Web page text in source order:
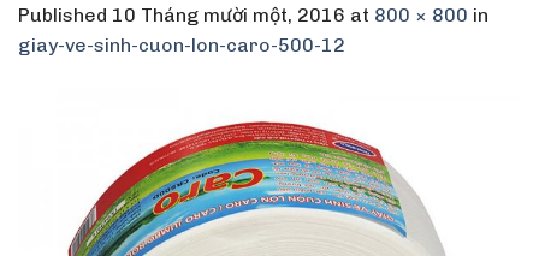
Published 10 Tháng mười một, 2016 at 800 × 800 in
giay-ve-sinh-cuon-lon-caro-500-12